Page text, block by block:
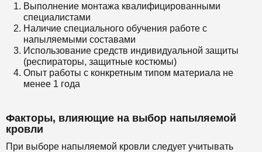
Выполнение монтажа квалифицированными
специалистами
Наличие специального обучения работе с
напыляемыми составами
Использование средств индивидуальной защиты
(респираторы, защитные костюмы)
Опыт работы с конкретным типом материала не
менее 1 года
Факторы, влияющие на выбор напыляемой
кровли
При выборе напыляемой кровли следует учитывать